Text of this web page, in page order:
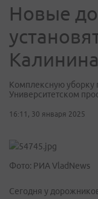
Новые
Комплексную уборку
Университетском
16:11, 30 января 2025
Фото: РИА VladNews
Сегодня у